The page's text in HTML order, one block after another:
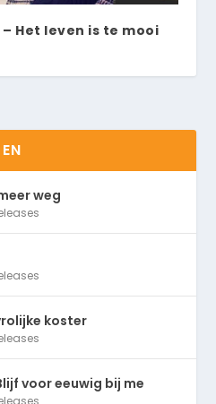
Het leven is te mooi
weg
koster
voor eeuwig bij me